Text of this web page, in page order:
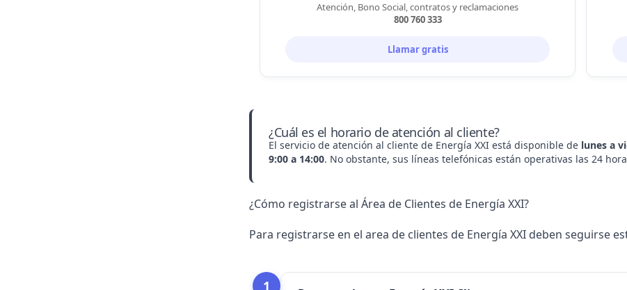
Atención, Bono Social, contratos y reclamaciones
800 760 333
Llamar gratis
¿Cuál es el horario de atención al cliente?
El servicio de atención al cliente de Energía XXI está disponible de lunes a
9:00 a 14:00. No obstante, sus líneas telefónicas están operativas las 24
¿Cómo registrarse al Área de Clientes de Energía XXI?
Para registrarse en el area de clientes de Energía XXIdeben seguirse
1